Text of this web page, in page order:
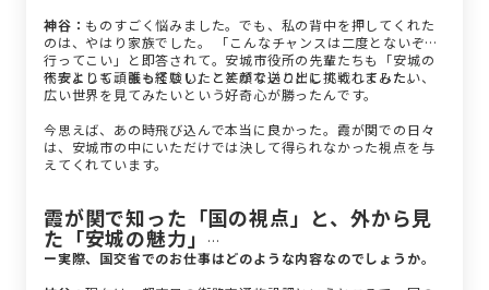
神谷： ものすごく悩みました。でも、私の背中を押してくれた
のは、やはり家族でした。 「こんなチャンスは二度とないぞ。
行ってこい」と即答されて。安城市役所の先輩たちも「安城の
代表として頑張ってこい」と笑顔で送り出してくれました。
不安よりも、誰も経験したことがないことに挑戦してみたい、
広い世界を見てみたいという好奇心が勝ったんです。
今思えば、あの時飛び込んで本当に良かった。霞が関での日々
は、安城市の中にいただけでは決して得られなかった視点を与
えてくれています。
霞が関で知った「国の視点」と、外から見
た「安城の魅力」
ー実際、国交省でのお仕事はどのような内容なのでしょうか。